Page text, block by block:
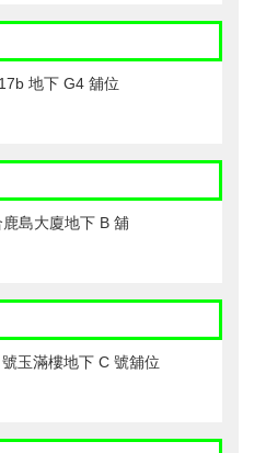
地下 G4 舖位
島大廈地下 B 舖
玉滿樓地下 C 號舖位